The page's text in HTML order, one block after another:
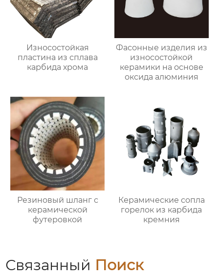
Износостойкая
пластина из сплава
карбида хрома
Фасонные изделия из
износостойкой
керамики на основе
оксида алюминия
Резиновый шланг с
керамической
футеровкой
Керамические сопла
горелок из карбида
кремния
Связанный Поиск